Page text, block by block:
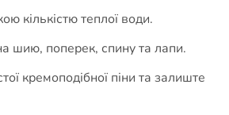
кількістю теплої води.
шию, поперек, спину та лапи.
кремоподібної піни та залиште